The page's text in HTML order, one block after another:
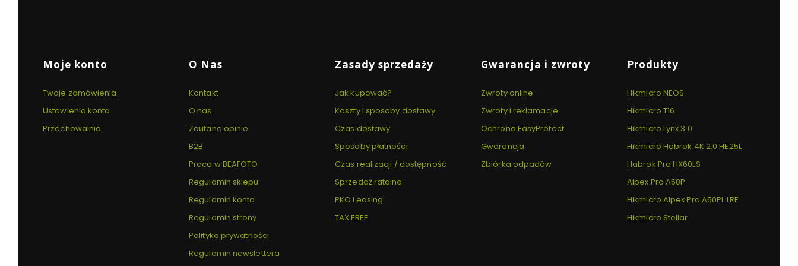
Linki w stopce
Moje konto
Twoje zamówienia
Ustawienia konta
Przechowalnia
O Nas
Kontakt
O nas
Zaufane opinie
B2B
Praca w BEAFOTO
Regulamin sklepu
Regulamin konta
Regulamin strony
Polityka prywatności
Regulamin newslettera
Zasady sprzedaży
Jak kupować?
Koszty i sposoby dostawy
Czas dostawy
Sposoby płatności
Czas realizacji / dostępność
Sprzedaż ratalna
PKO Leasing
TAX FREE
Gwarancja i zwroty
Zwroty online
Zwroty i reklamacje
Ochrona EasyProtect
Gwarancja
Zbiórka odpadów
Produkty
Hikmicro NEOS
Hikmicro T16
Hikmicro Lynx 3.0
Hikmicro Habrok 4K 2.0 HE25L
Habrok Pro HX60LS
Alpex Pro A50P
Hikmicro Alpex Pro A50PL LRF
Hikmicro Stellar